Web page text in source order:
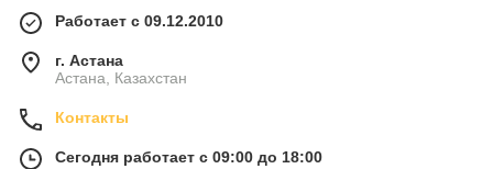
Работает с 09.12.2010
г. Астана
Астана, Казахстан
Контакты
Сегодня работает с 09:00 до 18:00